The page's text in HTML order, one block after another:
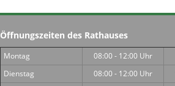
Öffnungszeiten des Rathauses
Montag 08:00 - 12:00 Uhr
Dienstag
08:00 - 12:00 Uhr